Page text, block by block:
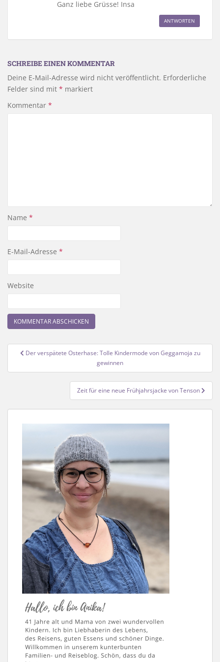
Ganz liebe Grüsse! Insa
ANTWORTEN
SCHREIBE EINEN KOMMENTAR
Deine E-Mail-Adresse wird nicht veröffentlicht. Erforderliche
Felder sind mit * markiert
Kommentar *
Name *
E-Mail-Adresse *
Website
Beitragsnavigation
Der verspätete Osterhase: Tolle Kindermode von Geggamoja zu
gewinnen
Zeit für eine neue Frühjahrsjacke von Tenson